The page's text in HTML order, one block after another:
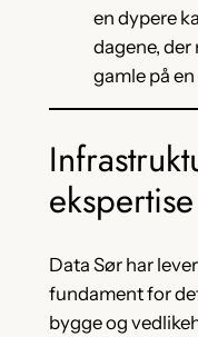
en dypere
dagene,
gamle på
Data Sør har
fundament for
bygge og